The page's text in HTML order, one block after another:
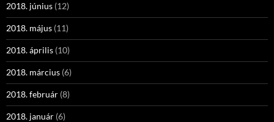
2018. június (12)
2018. május (11)
2018. április (10)
2018. március (6)
2018. február (8)
2018. január (6)